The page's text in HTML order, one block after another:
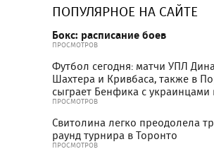
ПОПУЛЯРНОЕ НА САЙТЕ
Бокс: расписание боев
ПРОСМОТРОВ
Футбол сегодня: матчи УПЛ
Шахтера и Кривбаса, также в
сыграет Бенфика с украинцами
ПРОСМОТРОВ
Свитолина легко преодолела
раунд турнира в Торонто
ПРОСМОТРОВ